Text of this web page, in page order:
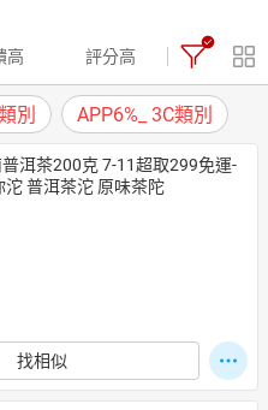
運動休閒 親子玩具
高 評分高
別 APP6%_ 3C類別
普洱茶200克 7-11超取299免運-
沱 普洱茶沱 原味茶陀
找相似